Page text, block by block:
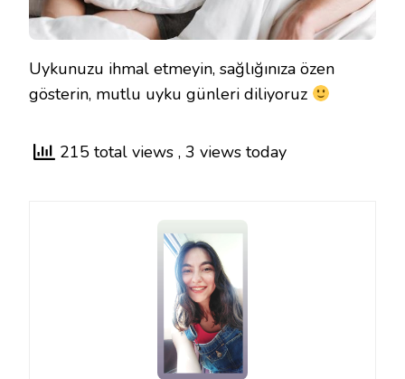
Uykunuzu ihmal etmeyin, sağlığınıza özen
gösterin, mutlu uyku günleri diliyoruz
215 total views , 3 views today